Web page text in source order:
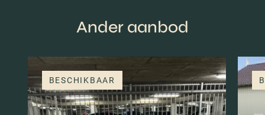
Ander aanbod
BESCHIKBAAR